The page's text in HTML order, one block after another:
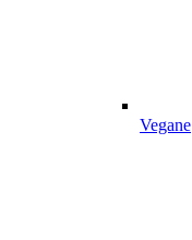
Vegane